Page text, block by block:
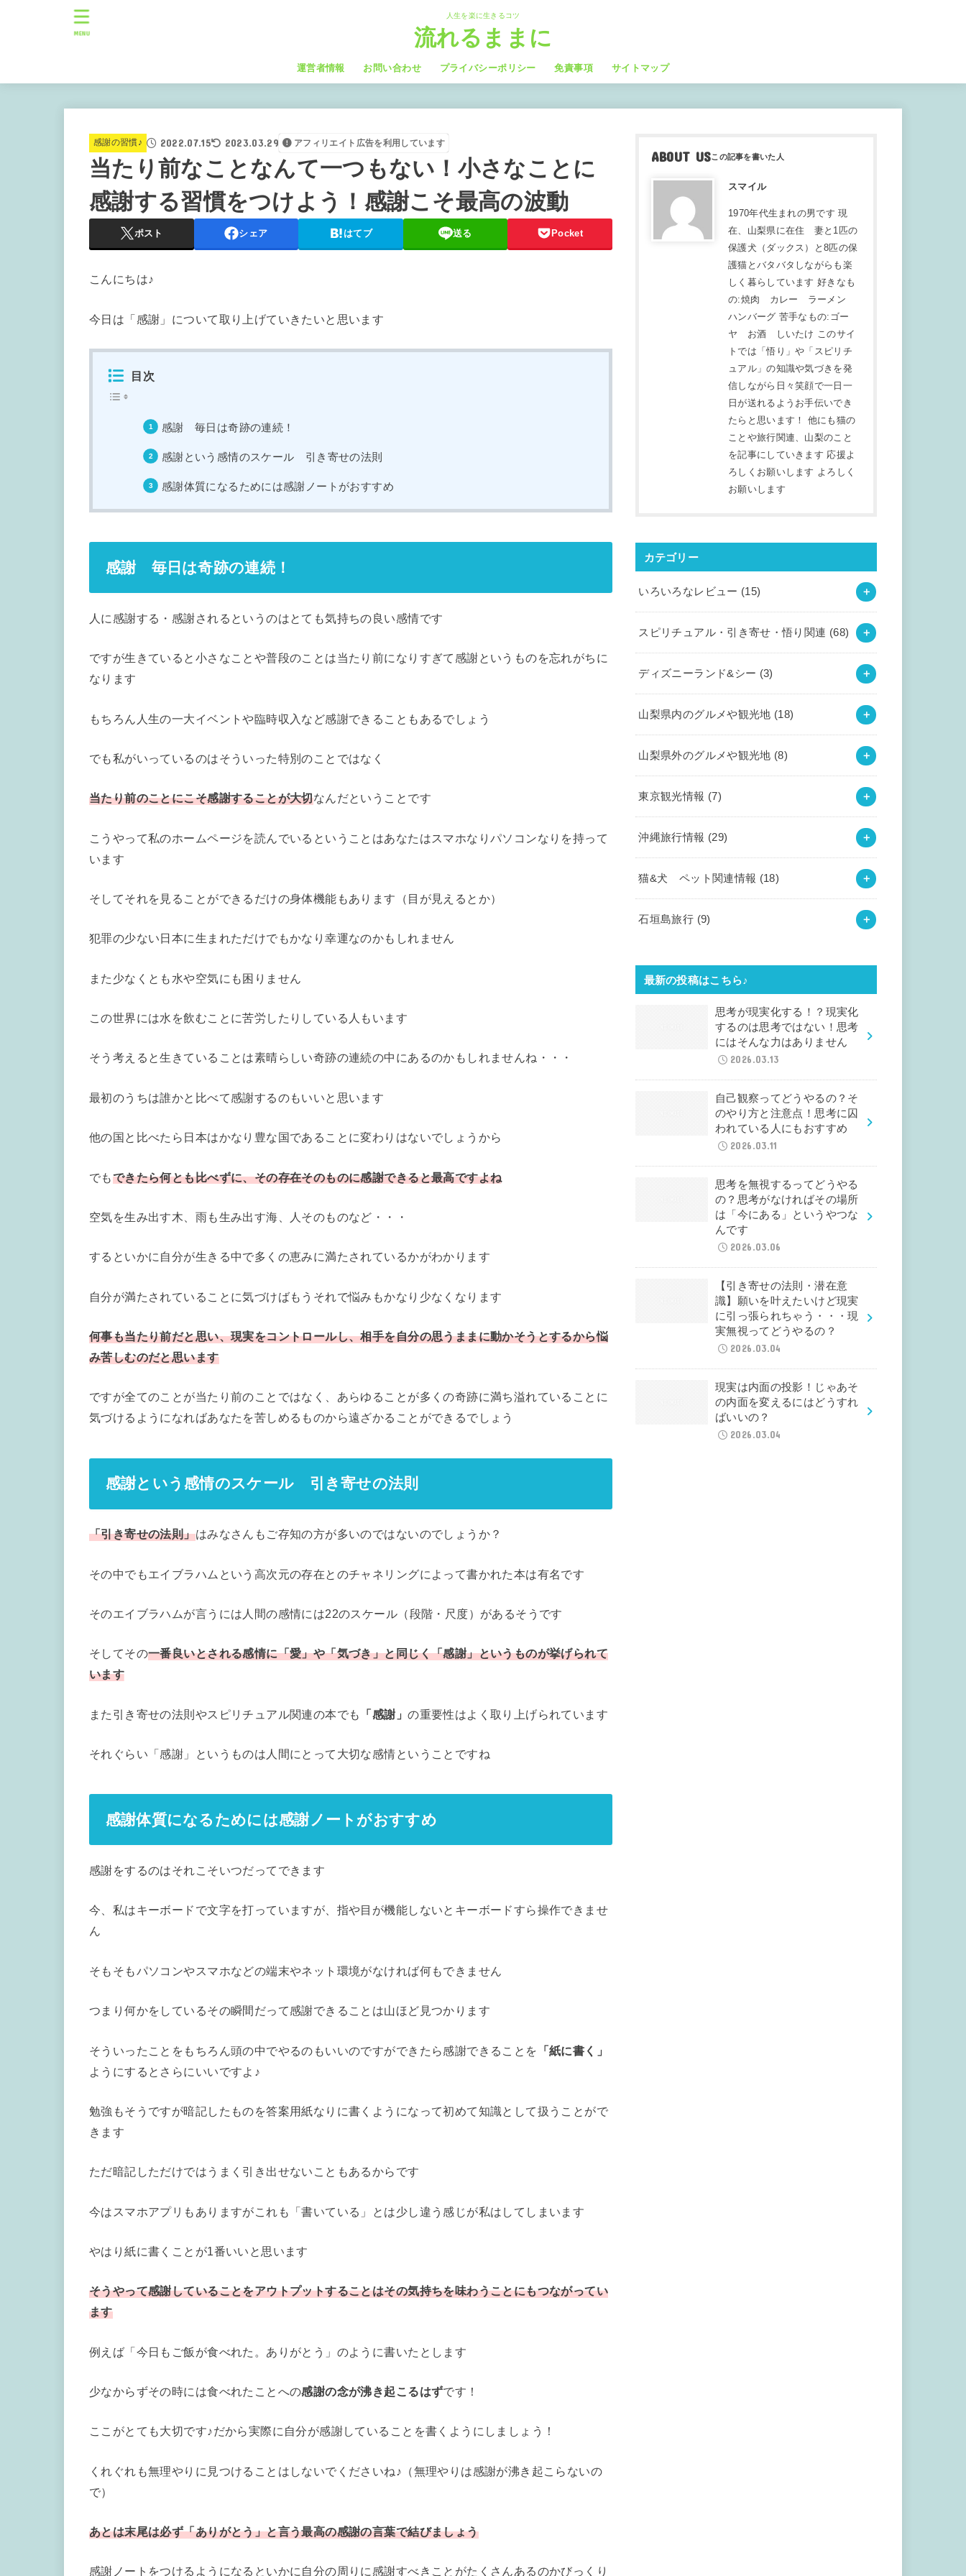
人生を楽に生きるコツ
流れるままに
運営者情報 お問い合わせ プライバシーポリシー 免責事項 サイトマップ
MENU
感謝の習慣♪ 2022.07.15 2023.03.29 アフィリエイト広告を利用しています
当たり前なことなんて一つもない！小さなことに
感謝する習慣をつけよう！感謝こそ最高の波動
ポスト シェア はてブ 送る Pocket
こんにちは♪
今日は「感謝」について取り上げていきたいと思います
目次
感謝 毎日は奇跡の連続！
感謝という感情のスケール 引き寄せの法則
感謝体質になるためには感謝ノートがおすすめ
感謝 毎日は奇跡の連続！
人に感謝する・感謝されるというのはとても気持ちの良い感情です
ですが生きていると小さなことや普段のことは当たり前になりすぎて感謝というものを忘れがちに
なります
もちろん人生の一大イベントや臨時収入など感謝できることもあるでしょう
でも私がいっているのはそういった特別のことではなく
当たり前のことにこそ感謝することが大切なんだということです
こうやって私のホームページを読んでいるということはあなたはスマホなりパソコンなりを持って
います
そしてそれを見ることができるだけの身体機能もあります（目が見えるとか）
犯罪の少ない日本に生まれただけでもかなり幸運なのかもしれません
また少なくとも水や空気にも困りません
この世界には水を飲むことに苦労したりしている人もいます
そう考えると生きていることは素晴らしい奇跡の連続の中にあるのかもしれませんね・・・
最初のうちは誰かと比べて感謝するのもいいと思います
他の国と比べたら日本はかなり豊な国であることに変わりはないでしょうから
でもできたら何とも比べずに、その存在そのものに感謝できると最高ですよね
空気を生み出す木、雨も生み出す海、人そのものなど・・・
するといかに自分が生きる中で多くの恵みに満たされているかがわかります
自分が満たされていることに気づけばもうそれで悩みもかなり少なくなります
何事も当たり前だと思い、現実をコントロールし、相手を自分の思うままに動かそうとするから悩
み苦しむのだと思います
ですが全てのことが当たり前のことではなく、あらゆることが多くの奇跡に満ち溢れていることに
気づけるようになればあなたを苦しめるものから遠ざかることができるでしょう
感謝という感情のスケール 引き寄せの法則
「引き寄せの法則」はみなさんもご存知の方が多いのではないのでしょうか？
その中でもエイブラハムという高次元の存在とのチャネリングによって書かれた本は有名です
そのエイブラハムが言うには人間の感情には22のスケール（段階・尺度）があるそうです
そしてその一番良いとされる感情に「愛」や「気づき」と同じく「感謝」というものが挙げられて
います
また引き寄せの法則やスピリチュアル関連の本でも 「感謝」の重要性はよく取り上げられています
それぐらい「感謝」というものは人間にとって大切な感情ということですね
感謝体質になるためには感謝ノートがおすすめ
感謝をするのはそれこそいつだってできます
今、私はキーボードで文字を打っていますが、指や目が機能しないとキーボードすら操作できませ
ん
そもそもパソコンやスマホなどの端末やネット環境がなければ何もできません
つまり何かをしているその瞬間だって感謝できることは山ほど見つかります
そういったことをもちろん頭の中でやるのもいいのですができたら感謝できることを 「紙に書く」
ようにするとさらにいいですよ♪
勉強もそうですが暗記したものを答案用紙なりに書くようになって初めて知識として扱うことがで
きます
ただ暗記しただけではうまく引き出せないこともあるからです
今はスマホアプリもありますがこれも「書いている」とは少し違う感じが私はしてしまいます
やはり紙に書くことが1番いいと思います
そうやって感謝していることをアウトプットすることはその気持ちを味わうことにもつながってい
ます
例えば「今日もご飯が食べれた。ありがとう」のように書いたとします
少なからずその時には食べれたことへの感謝の念が沸き起こるはずです！
ここがとても大切です♪だから実際に自分が感謝していることを書くようにしましょう！
くれぐれも無理やりに見つけることはしないでくださいね♪（無理やりは感謝が沸き起こらないの
で）
あとは末尾は必ず「ありがとう」と言う最高の感謝の言葉で結びましょう
感謝ノートをつけるようになるといかに自分の周りに感謝すべきことがたくさんあるのかびっくり
ABOUT US
スマイル
1970年代生まれの男です 現
在、山梨県に在住 妻と1匹の
保護犬（ダックス）と8匹の保
護猫とバタバタしながらも楽
しく暮らしています 好きなも
の:焼肉 カレー ラーメン
ハンバーグ 苦手なもの:ゴー
ヤ お酒 しいたけ このサイ
トでは「悟り」や「スピリチ
ュアル」の知識や気づきを発
信しながら日々笑顔で一日一
日が送れるようお手伝いでき
たらと思います！ 他にも猫の
ことや旅行関連、山梨のこと
を記事にしていきます 応援よ
ろしくお願いします よろしく
お願いします
カテゴリー
いろいろなレビュー (15)
スピリチュアル・引き寄せ・悟り関連 (68)
ディズニーランド&シー (3)
山梨県内のグルメや観光地 (18)
山梨県外のグルメや観光地 (8)
東京観光情報 (7)
沖縄旅行情報 (29)
猫&犬 ペット関連情報 (18)
石垣島旅行 (9)
最新の投稿はこちら♪
思考が現実化する！？現実化
するのは思考ではない！思考
にはそんな力はありません
2026.03.13
自己観察ってどうやるの？そ
のやり方と注意点！思考に囚
われている人にもおすすめ
2026.03.11
思考を無視するってどうやる
の？思考がなければその場所
は「今にある」というやつな
んです
2026.03.06
【引き寄せの法則・潜在意
識】願いを叶えたいけど現実
に引っ張られちゃう・・・現
実無視ってどうやるの？
2026.03.04
現実は内面の投影！じゃあそ
の内面を変えるにはどうすれ
ばいいの？
2026.03.04